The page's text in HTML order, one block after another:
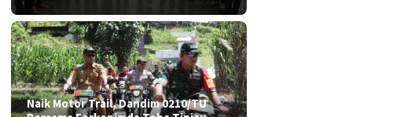
Naik Motor Trail, Dandim 0210/TU